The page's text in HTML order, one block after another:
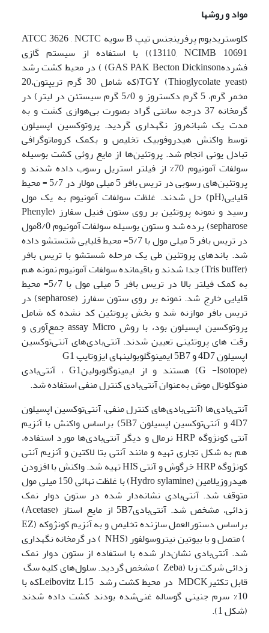
مواد و روشها
کلوستریدیوم پرفرینجنس تیپ B سویه ATCC 3626 , NCTC
13110, NCIMB 10691)) با استفاده از سیستم گازی
فشردهGAS PAK Becton Dickinson) ) در محیط کشت رشد
TGY (Thioglycolate yeast)(که شامل 30 گرم تریپتون،20
مخمر گرم، 5 گرم دکستروز و 5/0 گرم سیستئن در لیتر) در
گرمخانه 37 درجه سانتی گراد بصورت بی‌هوازی کشت و به
مدت یک شبانه‌روز نگهداری گردید. پروتوکسین اپسیلون
توسط واکنش هیدروفوبیک تخلیص و بکمک کروماتوگرافی
تبادل یونی انجام شد. پروتئین‌ها از مایع روئی کشت بوسیله
سولفات آمونیوم 70% از فیلتر استریل رسوب داده شدند و
پروتئین‌های رسوبی در تریس بافر 5 میلی مولار در 5/7 = محیط
قلیایی(pH) حل شدند. غلظت سولفات آمونیوم به یک مول
رسید و نمونه پروتئین بر روی ستون فنیل سفارز (Phenyle
sepharose) برده شد و ستون بوسیله سولفات آمونیوم 8/0مول
در تریس بافر 5 میلی مول با 5/7= محیط قلیایی شتستشو داده
شد. باندهای پروتئین طی یک مرحله شستشو با تریس بافر
(Tris buffer) جدا شدند و باقیمانده سولفات آمونیوم نمونه هم
به کمک فیلتر بالا در تریس بافر 5 میلی مول با 5/7= محیط
قلیایی خارج شد. نمونه بر روی ستون سفارز (sepharose) در
تریس بافر موازنه شد و بخش پروتئین کد نشده که شامل
پروتوکسین اپسیلون بود، با روش assay Micro جمع‌آوری و
رقت های پروتئینی تعیین شدند. آنتی‌بادی‌های آنتی‌توکسین
اپسیلون 4D7 و 5B7 ایمینوگلوبولین­های ایزوتایپ G1
(G -Isotope) هستند و از‌ ایمینوگلوبولینG1 ، آنتی‌بادی
منوکلونال موش به‌عنوان آنتی‌بادی کنترل منفی استفاده شد.
آنتی‌بادی‌ها (آنتی‌بادی‌های کنترل منفی، آنتی‌توکسین اپسیلون
4D7 و آنتی‌توکسین اپسیلون 5B7) براساس واکنش با آنزیم
آنتی کونژوگه HRP نرمال و دیگر آنتی‌بادی‌ها مورد استفاده،
هم به شکل تجاری تهیه و مانند آنتی بتا لاکتین و آنزیم آنتی
کونژوگه HRP خرگوش و آنتی HIS تهیه شد. واکنش با افزودن
هیدروزیلامین (Hydro sylamine) با غلظت نهائی 150 میلی مول
متوقف شد. آنتی‌بادی نشانه‌دار شده در ستون دوار نمک
زدائی، مشخص شد. آنتی‌بادی5B7 از مایع استاز (Acetase)
براساس دستورالعمل سازنده تخلیص و به آنزیم کونژوکه (EZ
) متصل و با بیوتین نیتروسولفور (NHS ) در گرمخانه نگهداری
شد. آنتی‌بادی نشان‌دار شده با استفاده از ستون دوار نمک
زدائی شرکت زبا (Zeba ) مشخص گردید. سلول‌های کلیه سگ
قابل تکثیرMDCK در محیط کشت رشد Leibovitz L15که با
10% سرم جنینی گوساله غنی‌شده بودند کشت داده شدند
(شکل 1).